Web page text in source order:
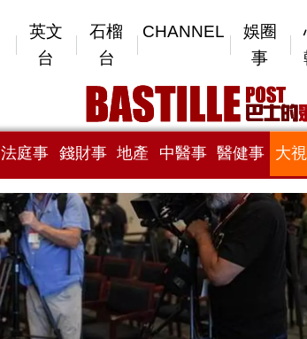
英文
台
石榴
台
CHANNEL
娛圈
事
法庭事 錢財事 地產 中醫事 醫健事 大